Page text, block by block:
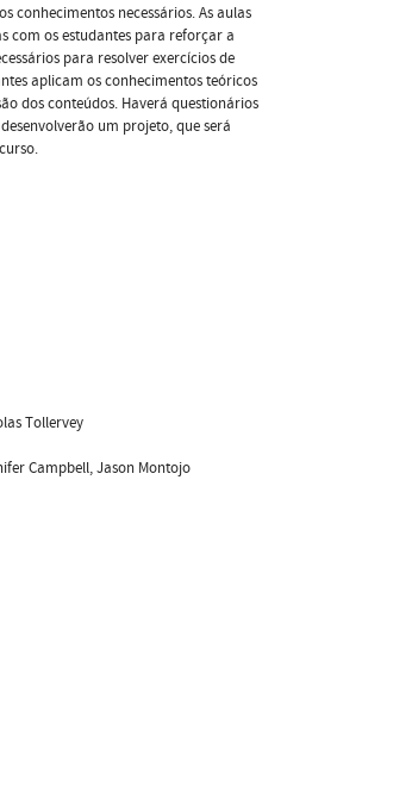
necessários. As aulas
com os estudantes para reforçar a
para resolver exercícios de
aplicam os conhecimentos teóricos
dos conteúdos. Haverá questionários
um projeto, que será
Tollervey
Campbell, Jason Montojo